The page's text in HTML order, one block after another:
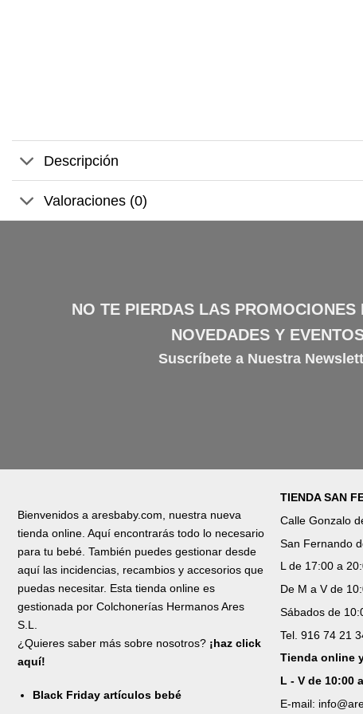
Descripción
Valoraciones (0)
NO TE PIERDAS LAS PROMOCIONES
NOVEDADES Y
Suscríbete a Nuestra
Bienvenidos a aresbaby.com, nuestra nueva
tienda online. Aquí encontrarás todo lo necesario
para tu bebé. También puedes gestionar desde
aquí las incidencias, recambios y accesorios que
puedas necesitar. Esta tienda online es
gestionada por Colchonerías Hermanos Ares
S.L.
¿Quieres saber más sobre nosotros? ¡haz click
aquí!
Black Friday artículos bebé
TIENDA SAN
Calle Gonzalo
San Fernando
L de 17:00 a
De M a V de
Sábados de
Tel. 916 74 21
Tienda online
L - V de 10:00
E-mail: